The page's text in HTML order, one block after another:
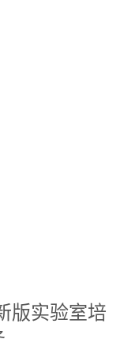
版实验室培